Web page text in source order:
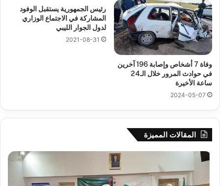
وفاة 7 أشخاص وإصابة 196 آخرين
في حوادث المرور خلال الـ24
ساعة الأخيرة
2024-05-07
رئيس الجمهورية يستقبل الوفود
المشاركة في الاجتماع الوزاري
لدول الجوار الليبي
2021-08-31
المقالات المميزة
جيجل: